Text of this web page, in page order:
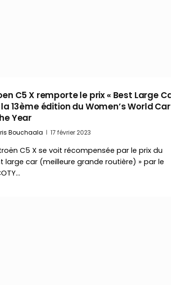
C5 X remporte le prix « Best Large
la 13ème édition du Women’s World Car
Year
Bouchaala 17 février 2023
C5 X se voit récompensée par le prix du
large car (meilleure grande routière) » par le